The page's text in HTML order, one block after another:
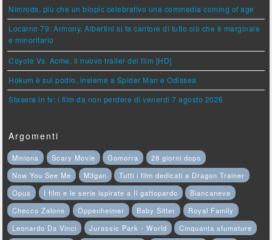
Nimrods, più che un biopic celebrativo una commedia coming of age
Locarno 79: Armony, Albertini si fa cantore di tutto ciò che è marginale
e minoritario
Coyote Vs. Acme, il nuovo trailer del film [HD]
Hokum è sul podio, insieme a Spider Man e Odissea
Stasera in tv: i film da non perdere di venerdì 7 agosto 2026
Argomenti
Minions Scary Movie Gomorra
28 giorni dopo
Now You See Me
M3gan
Tutti i film dedicati a Dragon Trainer
Opus
I film e le serie ispirate a Il gattopardo
Biancaneve
Checco Zalone
Oppenheimer Baby Sitter
Royal Family
Leonardo Da Vinci
Jurassic Park - World
Cinquanta sfumature